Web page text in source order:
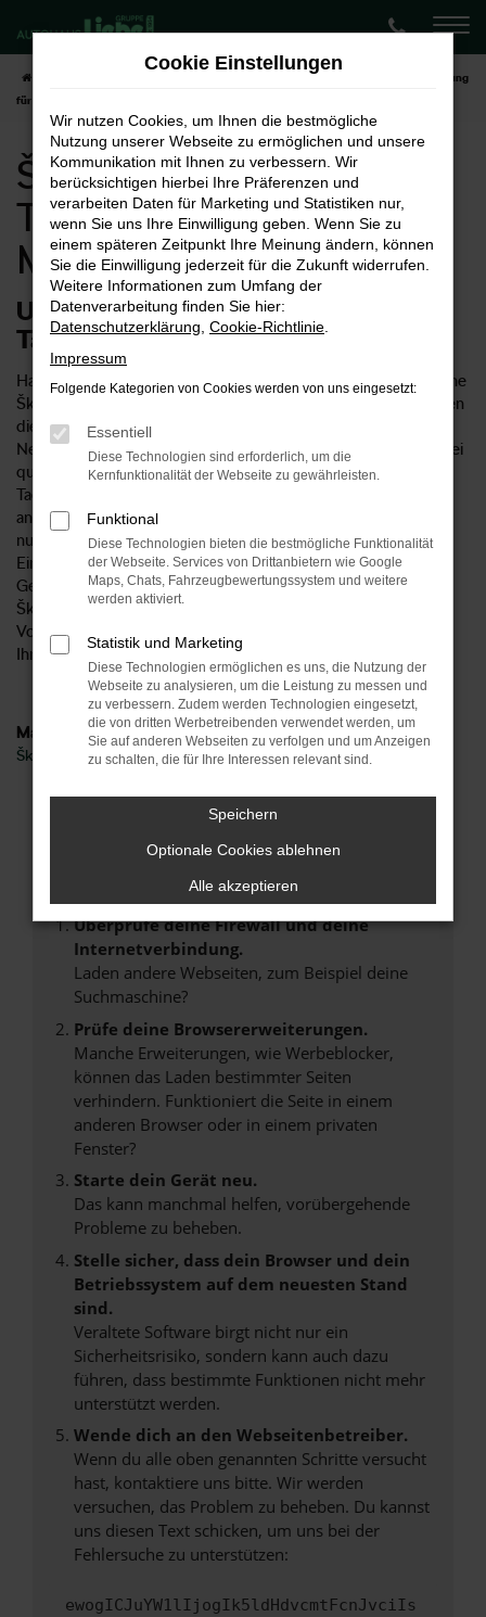
Zum
Hauptinhalt
springen
Škoda Enyaq Tageszulassung
für Münster
Škoda Enyaq
Tageszulassung für
Münster
Unsere Tipps für eine Škoda Enyaq
Tageszulassung in Münster
Haben Sie für Ihre Mobilität in Münster schon einmal über eine
Škoda Enyaq Tageszulassung nachgedacht? Wir können Ihnen
diese Möglichkeit empfehlen, denn so erhalten Sie einen
Neuwagen zum Preis eines Gebrauchten und müssen keinerlei
qualitative Abstriche hinnehmen. Ob eine Škoda Enyaq
Tageszulassung für einen Tag in Münster oder an einem
anderen Ort zugelassen wurde, spielt keine Rolle. Wichtig ist
nur, dass es sich aufgrund des bereits vorgenommenen
Eintrags in den Fahrzeugpapieren formal um einen
Gebrauchtwagen handelt. Damit geht einher, dass für eine
Škoda Enyaq Tageszulassung in Münster nicht die strengen
Vorgaben seitens des Automobilherstellers gelten und wir
Ihnen einen besonders attraktiven Preis unterbreiten.
Marken
Škoda
Fehler: Network Error
Beim Laden ist ein Fehler aufgetreten.
Hier sind ein paar Tipps, die dir helfen können:
Überprüfe deine Firewall und deine
Internetverbindung.
Laden andere Webseiten, zum Beispiel deine
Suchmaschine?
Prüfe deine Browsererweiterungen.
Manche Erweiterungen, wie Werbeblocker,
können das Laden bestimmter Seiten
verhindern. Funktioniert die Seite in einem
anderen Browser oder in einem privaten
Fenster?
Starte dein Gerät neu.
Das kann manchmal helfen, vorübergehende
Probleme zu beheben.
Stelle sicher, dass dein Browser und dein
Betriebssystem auf dem neuesten Stand
sind.
Veraltete Software birgt nicht nur ein
Sicherheitsrisiko, sondern kann auch dazu
führen, dass bestimmte Funktionen nicht mehr
unterstützt werden.
Wende dich an den Webseitenbetreiber.
Wenn du alle oben genannten Schritte versucht
hast, kontaktiere uns bitte. Wir werden
versuchen, das Problem zu beheben. Du kannst
uns diesen Text schicken, um uns bei der
Fehlersuche zu unterstützen:
ewogICJuYW1lIjogIk5ldHdvcmtFcnJvciIs
Cookie Einstellungen
Wir nutzen Cookies, um Ihnen die bestmögliche
Nutzung unserer Webseite zu ermöglichen und unsere
Kommunikation mit Ihnen zu verbessern. Wir
berücksichtigen hierbei Ihre Präferenzen und
verarbeiten Daten für Marketing und Statistiken nur,
wenn Sie uns Ihre Einwilligung geben. Wenn Sie zu
einem späteren Zeitpunkt Ihre Meinung ändern, können
Sie die Einwilligung jederzeit für die Zukunft widerrufen.
Weitere Informationen zum Umfang der
Datenverarbeitung finden Sie hier:
Datenschutzerklärung Cookie-Richtlinie
Impressum
Folgende Kategorien von Cookies werden von uns eingesetzt:
Essentiell
Diese Technologien sind erforderlich, um die
Kernfunktionalität der Webseite zu gewährleisten.
Funktional
Diese Technologien bieten die bestmögliche Funktionalität
der Webseite. Services von Drittanbietern wie Google
Maps, Chats, Fahrzeugbewertungssystem und weitere
werden aktiviert.
Statistik und Marketing
Diese Technologien ermöglichen es uns, die Nutzung der
Webseite zu analysieren, um die Leistung zu messen und
zu verbessern. Zudem werden Technologien eingesetzt,
die von dritten Werbetreibenden verwendet werden, um
Sie auf anderen Webseiten zu verfolgen und um Anzeigen
zu schalten, die für Ihre Interessen relevant sind.
Speichern
Optionale Cookies ablehnen
Alle akzeptieren